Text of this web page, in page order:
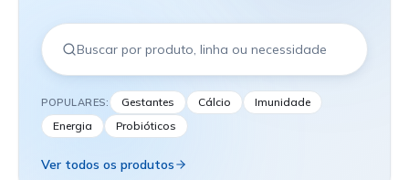
POPULARES: Gestantes Cálcio
Imunidade
Energia
Probióticos
Ver todos os produtos